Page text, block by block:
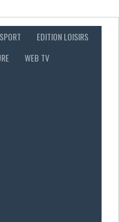
EDITION LOISIRS
WEB TV